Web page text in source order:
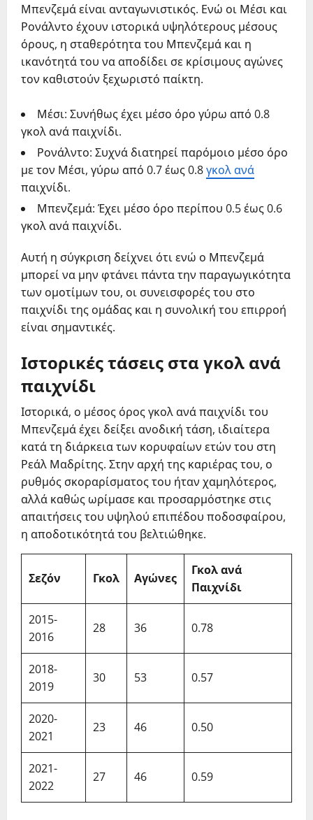
Μπενζεμά είναι ανταγωνιστικός. Ενώ οι Μέσι και
Ρονάλντο έχουν ιστορικά υψηλότερους μέσους
όρους, η σταθερότητα του Μπενζεμά και η
ικανότητά του να αποδίδει σε κρίσιμους αγώνες
τον καθιστούν ξεχωριστό παίκτη.
Μέσι: Συνήθως έχει μέσο όρο γύρω από 0.8
γκολ ανά παιχνίδι.
Ρονάλντο: Συχνά διατηρεί παρόμοιο μέσο όρο
με τον Μέσι, γύρω από 0.7 έως 0.8γκολ ανά
παιχνίδι.
Μπενζεμά: Έχει μέσο όρο περίπου 0.5 έως 0.6
γκολ ανά παιχνίδι.
Αυτή η σύγκριση δείχνει ότι ενώ ο Μπενζεμά
μπορεί να μην φτάνει πάντα την παραγωγικότητα
των ομοτίμων του, οι συνεισφορές του στο
παιχνίδι της ομάδας και η συνολική του επιρροή
είναι σημαντικές.
Ιστορικές τάσεις στα γκολ ανά
παιχνίδι
Ιστορικά, ο μέσος όρος γκολ ανά παιχνίδι του
Μπενζεμά έχει δείξει ανοδική τάση, ιδιαίτερα
κατά τη διάρκεια των κορυφαίων ετών του στη
Ρεάλ Μαδρίτης. Στην αρχή της καριέρας του, ο
ρυθμός σκοραρίσματος του ήταν χαμηλότερος,
αλλά καθώς ωρίμασε και προσαρμόστηκε στις
απαιτήσεις του υψηλού επιπέδου ποδοσφαίρου,
η αποδοτικότητά του βελτιώθηκε.
Σεζόν Γκολ Αγώνες
Γκολ ανά
Παιχνίδι
2015-
2016
28 36 0.78
2018-
2019
30 53 0.57
2020-
2021
23 46 0.50
2021-
2022
27 46 0.59